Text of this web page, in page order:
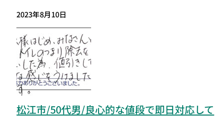
2023年8月10日
松江市/50代男/良心的な値段で即日対応して